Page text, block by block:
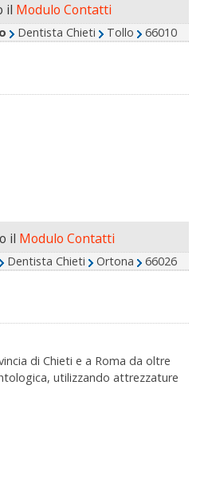
il Modulo Contatti
Dentista Chieti Tollo 66010
il Modulo Contatti
Dentista Chieti Ortona 66026
di Chieti e a Roma da oltre
utilizzando attrezzature